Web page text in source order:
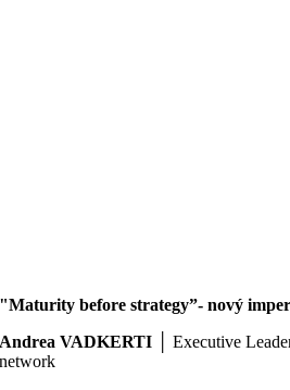
"Maturity before strategy”- nový
Andrea VADKERTI │ Executive
network